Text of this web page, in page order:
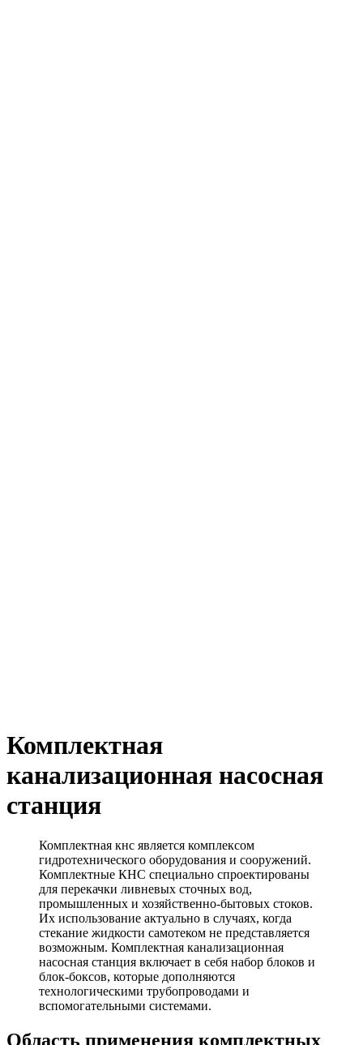
Комплектная
канализационная насосная
станция
Комплектная кнс является комплексом
гидротехнического оборудования и сооружений.
Комплектные КНС специально спроектированы
для перекачки ливневых сточных вод,
промышленных и хозяйственно-бытовых стоков.
Их использование актуально в случаях, когда
стекание жидкости самотеком не представляется
возможным. Комплектная канализационная
насосная станция включает в себя набор блоков и
блок-боксов, которые дополняются
технологическими трубопроводами и
вспомогательными системами.
Область применения комплектных